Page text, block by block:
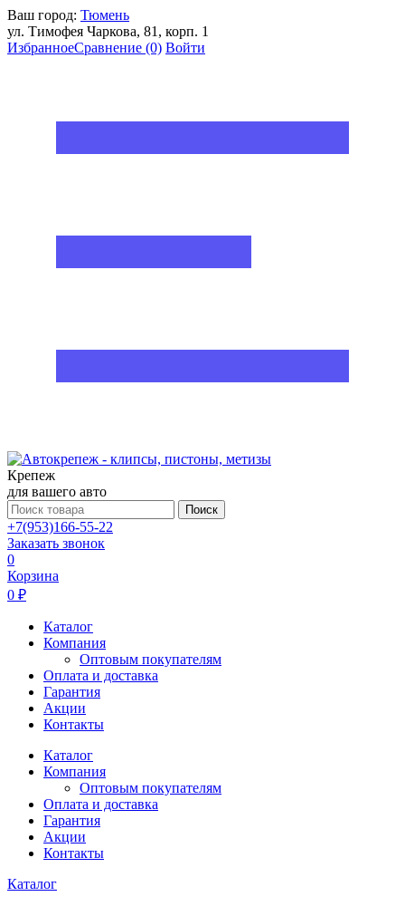
Ваш город: Тюмень
ул. Тимофея Чаркова, 81, корп. 1
ИзбранноеСравнение (0) Войти
Крепеж
для вашего авто
Поиск
+7(953)166-55-22
Заказать звонок
0
Корзина
0 ₽
Каталог
Компания
Оптовым покупателям
Оплата и доставка
Гарантия
Акции
Контакты
Каталог
Компания
Оптовым покупателям
Оплата и доставка
Гарантия
Акции
Контакты
Каталог